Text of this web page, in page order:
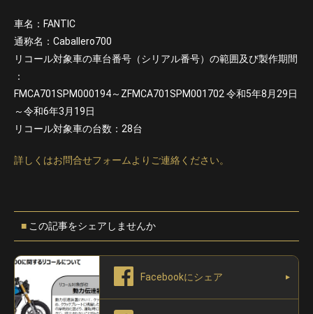
車名：FANTIC
通称名：Caballero700
リコール対象車の車台番号（シリアル番号）の範囲及び製作期間
：
FMCA701SPM000194～ZFMCA701SPM001702 令和5年8月29日
～令和6年3月19日
リコール対象車の台数：28台
詳しくはお問合せフォームよりご連絡ください。
この記事をシェアしませんか
Facebookにシェア